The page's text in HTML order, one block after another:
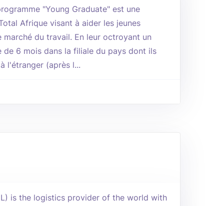
"Young Graduate" est une
Afrique visant à aider les jeunes
du travail. En leur octroyant un
de 6 mois dans la filiale du pays dont ils
l'étranger (après l...
is the logistics provider of the world with